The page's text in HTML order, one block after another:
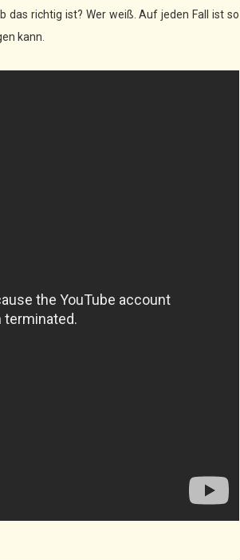
das richtig ist? Wer weiß. Auf jeden Fall ist so
kann.